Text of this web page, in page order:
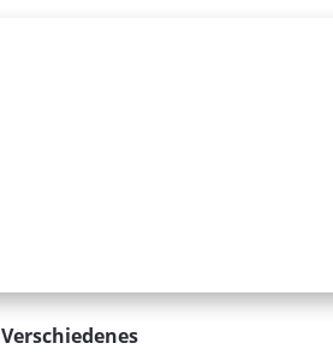
Verschiedenes